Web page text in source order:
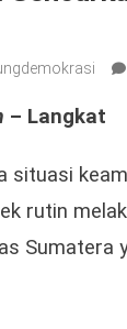
– Langkat
situasi
rutin
Sumatera